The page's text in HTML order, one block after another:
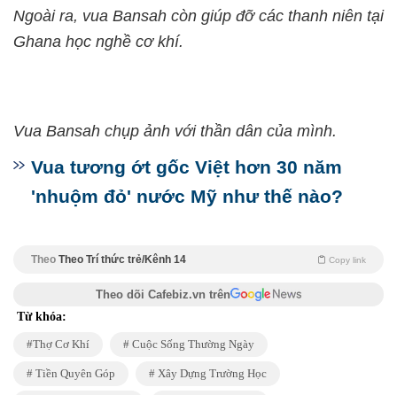
Ngoài ra, vua Bansah còn giúp đỡ các thanh niên tại
Ghana học nghề cơ khí.
Vua Bansah chụp ảnh với thần dân của mình.
Vua tương ớt gốc Việt hơn 30 năm
'nhuộm đỏ' nước Mỹ như thế nào?
Theo Theo Trí thức trẻ/Kênh 14 Copy link
Theo dõi Cafebiz.vn trên
Từ khóa:
Thợ Cơ Khí Cuộc Sống Thường Ngày
Tiền Quyên Góp Xây Dựng Trường Học